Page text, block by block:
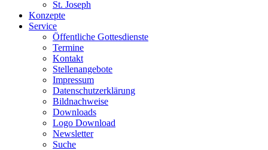
St. Joseph
Konzepte
Service
Öffentliche Gottesdienste
Termine
Kontakt
Stellenangebote
Impressum
Datenschutzerklärung
Bildnachweise
Downloads
Logo Download
Newsletter
Suche